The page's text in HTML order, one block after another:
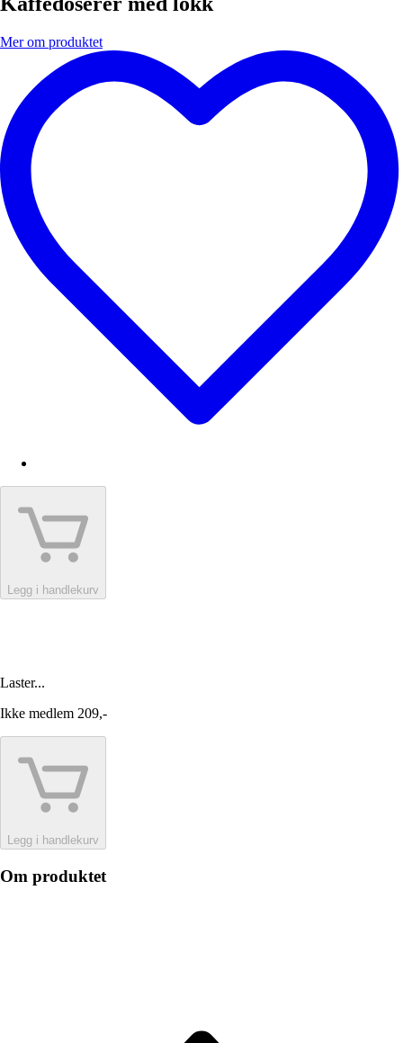
Mer om produktet
Legg i handlekurv
Laster...
Ikke medlem 209,-
Legg i handlekurv
Om produktet